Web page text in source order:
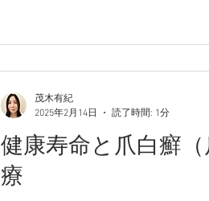
健康寿命と爪白癬
療
茂木有紀
2025年2月14日
読了時間: 1分